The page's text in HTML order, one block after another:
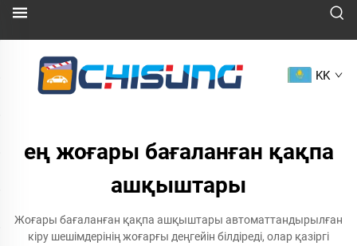
KK
ең жоғары бағаланған қақпа
ашқыштары
Жоғары бағаланған қақпа ашқыштары автоматтандырылған
кіру шешімдерінің жоғарғы деңгейін білдіреді, олар қазіргі